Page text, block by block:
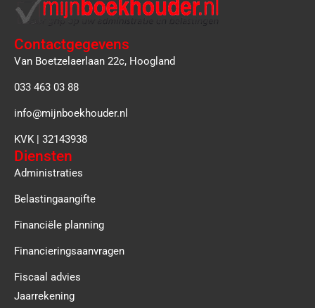
Contactgegevens
Van Boetzelaerlaan 22c, Hoogland
033 463 03 88
info@mijnboekhouder.nl
KVK | 32143938
Diensten
Administraties
Belastingaangifte
Financiële planning
Financieringsaanvragen
Fiscaal advies
Jaarrekening